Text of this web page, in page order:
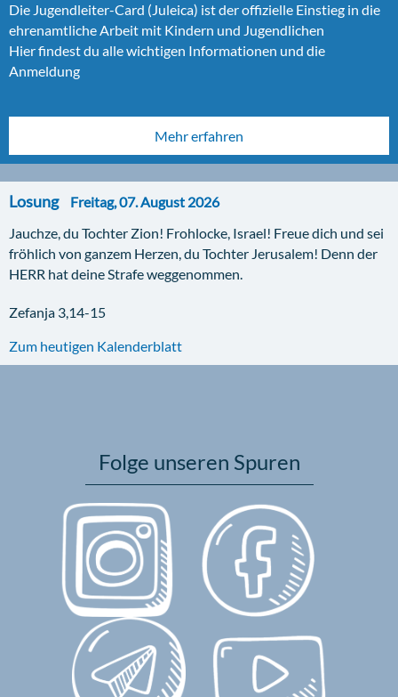
Auch dieses Jahr fahren wir wieder zum KonfiCamp an den
Arendsee. Über 200 Konfirmandinnen und Konfirmanden
fahren ebenfalls mit, sodass wir deine Hilfe brauchen!
Hier findest du alle wichtigen Informationen und die
Mehr erfahren
Jauchze, du Tochter Zion! Frohlocke, Israel! Freue dich und sei
fröhlich von ganzem Herzen, du Tochter Jerusalem! Denn der
Zum heutigen Kalenderblatt
Die Jugendleiter-Card (Juleica) ist der offizielle Einstieg in die
ehrenamtliche Arbeit mit Kindern und Jugendlichen
Hier findest du alle wichtigen Informationen und die
Anmeldung
Mehr erfahren
Losung
Freitag, 07. August 2026
Jauchze, du Tochter Zion! Frohlocke, Israel! Freue dich und sei
fröhlich von ganzem Herzen, du Tochter Jerusalem! Denn der
HERR hat deine Strafe weggenommen.
Zefanja 3,14-15
Zum heutigen Kalenderblatt
Das Ergebnis einer Bildungsreise nach Auschwitz. Sie zeigen
Details in Bildern aus dem Blickwinkel von Jugendlichen.
Mehr erfahren
Losung
fröhlich von ganzem Herzen, du Tochter Jerusalem! Denn der
HERR hat deine Strafe weggenommen.
Folge unseren Spuren